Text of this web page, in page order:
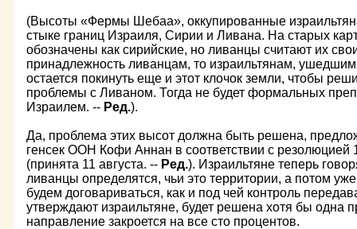
(Высоты «Фермы Шебаа», оккупированные
стыке границ Израиля, Сирии и Ливана. На старых
обозначены как сирийские, но ливанцы считают их
принадлежность ливанцам, то израильтянам,
остается покинуть еще и этот клочок земли, чтобы
проблемы с Ливаном. Тогда не будет формальных
Израилем. -- Ред.).
Да, проблема этих высот должна быть решена,
генсек ООН Кофи Аннан в соответствии с
(принята 11 августа. -- Ред.). Израильтяне теперь
ливанцы определятся, чьи это территории, а потом
будем договариваться, как и под чей контроль
утверждают израильтяне, будет решена хотя бы одна
направление закроется на все сто процентов.